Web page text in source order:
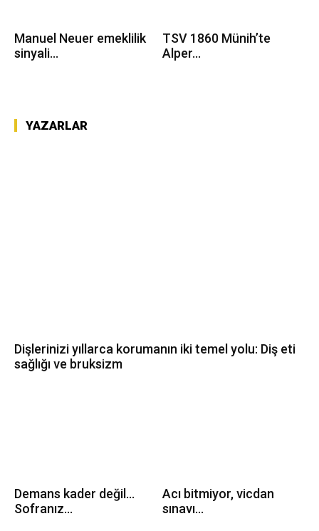
Manuel Neuer emeklilik
sinyali...
TSV 1860 Münih’te
Alper...
YAZARLAR
Dişlerinizi yıllarca korumanın iki temel yolu: Diş eti
sağlığı ve bruksizm
Demans kader değil…
Sofranız...
Acı bitmiyor, vicdan
sınavı...